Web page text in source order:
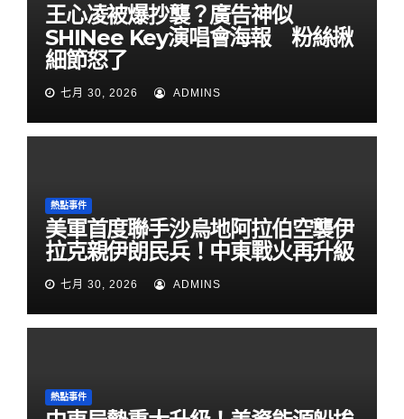
王心凌被爆抄襲？廣告神似
SHINee Key演唱會海報 粉絲揪
細節怒了
七月 30, 2026 ADMINS
熱點事件
美軍首度聯手沙烏地阿拉伯空襲伊
拉克親伊朗民兵！中東戰火再升級
七月 30, 2026 ADMINS
熱點事件